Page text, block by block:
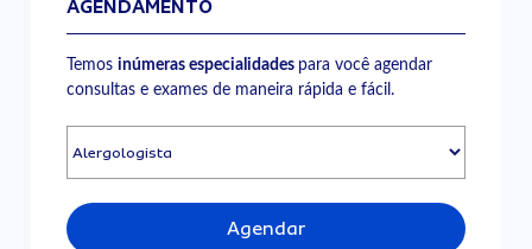
AGENDAMENTO
Temosinúmeras especialidades para você agendar
consultas e exames de maneira rápida e fácil.
Agendar